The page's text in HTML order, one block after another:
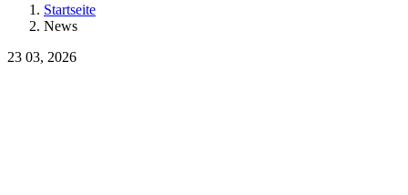
Startseite
News
23 03, 2026